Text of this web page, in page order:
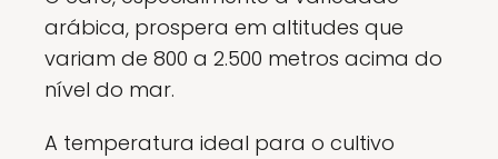
arábica, prospera em altitudes que
variam de 800 a 2.500 metros acima do
nível do mar.
A temperatura ideal para o cultivo